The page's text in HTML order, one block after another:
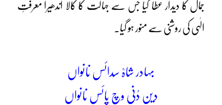
جمال کا دیدار عطا کیا جس سے جہالت کا کالا اندھیرا معرفتِ
الٰہی کی روشنی سے منور ہو گیا۔
بہادر شاہؒ سدائس نانواں
دین دُنی وچ پائس نانواں